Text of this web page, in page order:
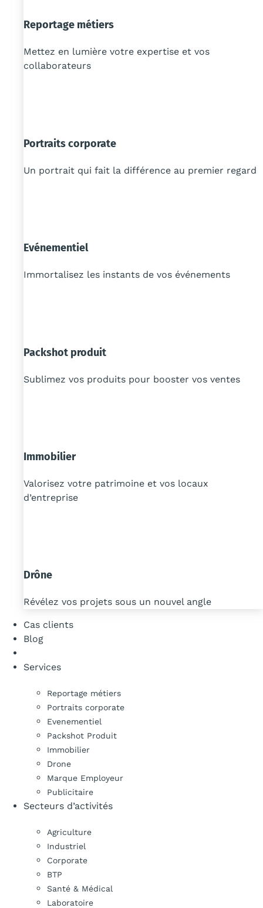
Reportage métiers
Mettez en lumière votre expertise et vos
collaborateurs
Portraits corporate
Un portrait qui fait la différence au premier regard
Evénementiel
Immortalisez les instants de vos événements
Packshot produit
Sublimez vos produits pour booster vos ventes
Immobilier
Valorisez votre patrimoine et vos locaux
d’entreprise
Drône
Révélez vos projets sous un nouvel angle
Cas clients
Blog
Services
Reportage métiers
Portraits corporate
Evenementiel
Packshot Produit
Immobilier
Drone
Marque Employeur
Publicitaire
Secteurs d’activités
Agriculture
Industriel
Corporate
BTP
Santé & Médical
Laboratoire